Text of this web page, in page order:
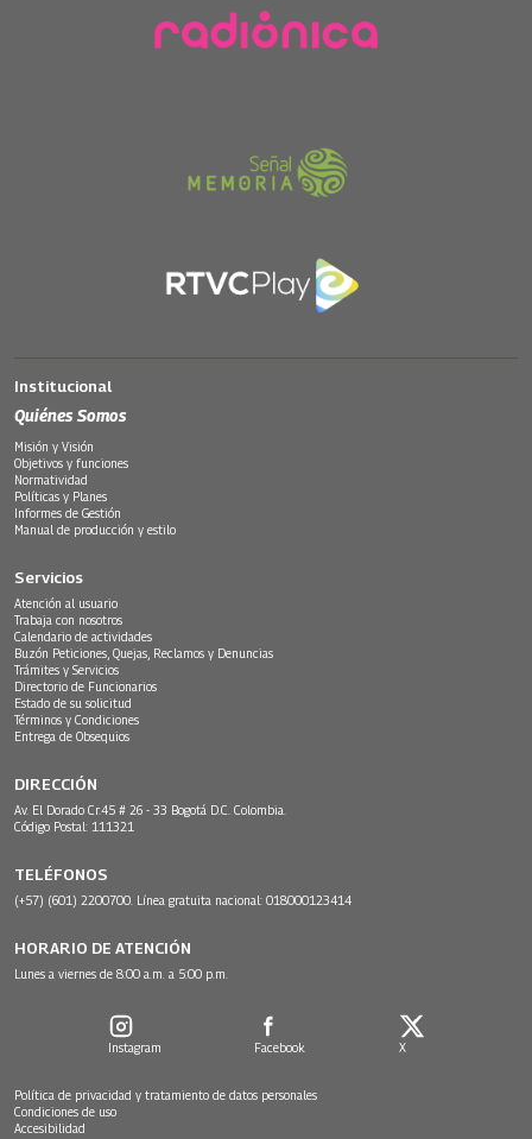
Institucional
Quiénes Somos
Misión y Visión
Objetivos y funciones
Normatividad
Políticas y Planes
Informes de Gestión
Manual de producción y estilo
Servicios
Atención al usuario
Trabaja con nosotros
Calendario de actividades
Buzón Peticiones, Quejas, Reclamos y Denuncias
Trámites y Servicios
Directorio de Funcionarios
Estado de su solicitud
Términos y Condiciones
Entrega de Obsequios
DIRECCIÓN
Av. El Dorado Cr.45 # 26 - 33 Bogotá D.C. Colombia.
Código Postal: 111321
TELÉFONOS
(+57) (601) 2200700. Línea gratuita nacional: 018000123414
HORARIO DE ATENCIÓN
Lunes a viernes de 8:00 a.m. a 5:00 p.m.
Instagram Facebook X
Política de privacidad y tratamiento de datos personales
Condiciones de uso
Accesibilidad